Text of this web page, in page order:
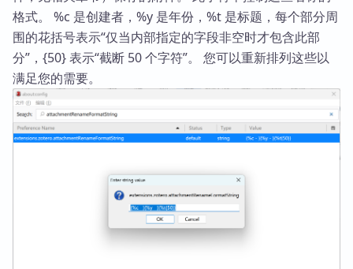
格式。 %c 是创建者，%y 是年份，%t 是标题，每个部分周
围的花括号表示“仅当内部指定的字段非空时才包含此部
分”，{50} 表示“截断 50 个字符”。 您可以重新排列这些以
满足您的需要。